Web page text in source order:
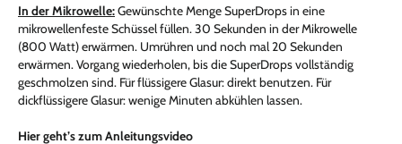
In der Mikrowelle:Gewünschte Menge SuperDrops in eine
mikrowellenfeste Schüssel füllen. 30 Sekunden in der Mikrowelle
(800 Watt) erwärmen. Umrühren und noch mal 20 Sekunden
erwärmen. Vorgang wiederholen, bis die SuperDrops vollständig
geschmolzen sind. Für flüssigere Glasur: direkt benutzen. Für
dickflüssigere Glasur: wenige Minuten abkühlen lassen.
Hier geht’s zum Anleitungsvideo